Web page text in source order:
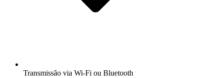
Transmissão via Wi-Fi ou Bluetooth